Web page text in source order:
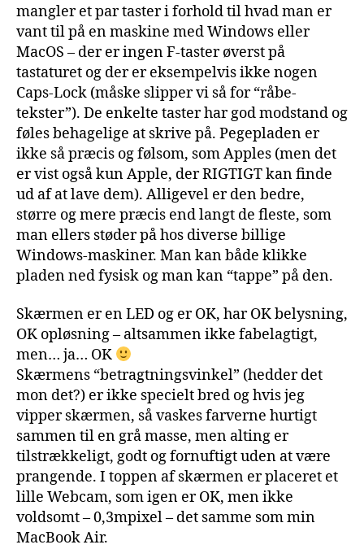
mangler et par taster i forhold til hvad man er
vant til på en maskine med Windows eller
MacOS – der er ingen F-taster øverst på
tastaturet og der er eksempelvis ikke nogen
Caps-Lock (måske slipper vi så for “råbe-
tekster”). De enkelte taster har god modstand og
føles behagelige at skrive på. Pegepladen er
ikke så præcis og følsom, som Apples (men det
er vist også kun Apple, der RIGTIGT kan finde
ud af at lave dem). Alligevel er den bedre,
større og mere præcis end langt de fleste, som
man ellers støder på hos diverse billige
Windows-maskiner. Man kan både klikke
pladen ned fysisk og man kan “tappe” på den.
Skærmen er en LED og er OK, har OK belysning,
OK opløsning – altsammen ikke fabelagtigt,
men… ja… OK
Skærmens “betragtningsvinkel” (hedder det
mon det?) er ikke specielt bred og hvis jeg
vipper skærmen, så vaskes farverne hurtigt
sammen til en grå masse, men alting er
tilstrækkeligt, godt og fornuftigt uden at være
prangende. I toppen af skærmen er placeret et
lille Webcam, som igen er OK, men ikke
voldsomt – 0,3mpixel – det samme som min
MacBook Air.